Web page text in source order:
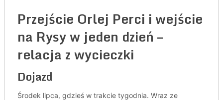
Przejście Orlej Perci i wejście
na Rysy w jeden dzień –
relacja z wycieczki
Dojazd
Środek lipca, gdzieś w trakcie tygodnia. Wraz ze